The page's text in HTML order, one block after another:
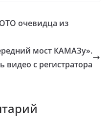
очевидца из
мост КАМАЗу».
видео с регистратора